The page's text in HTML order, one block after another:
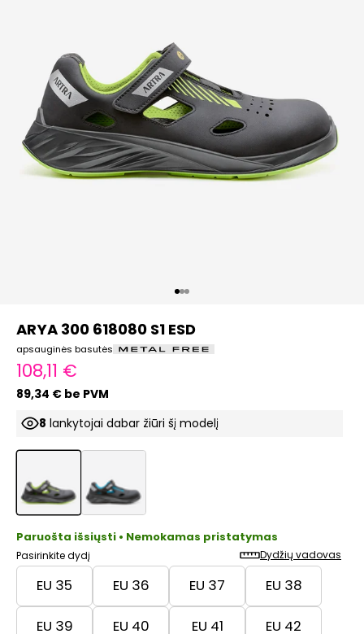
Eiti į elementą 1
Eiti į elementą 2
Eiti į elementą 3
ARYA 300 618080 S1 ESD
apsauginės basutės
Pardavimo kaina
108,11 €
89,34 € be PVM
7 lankytojai dabar žiūri šį modelį
ProductListDropProductListDrop
Paruošta išsiųsti • Nemokamas pristatymas
Pasirinkite dydį Dydžių vadovas
EU 35 EU 36 EU 37 EU 38
EU 39 EU 40 EU 41 EU 42